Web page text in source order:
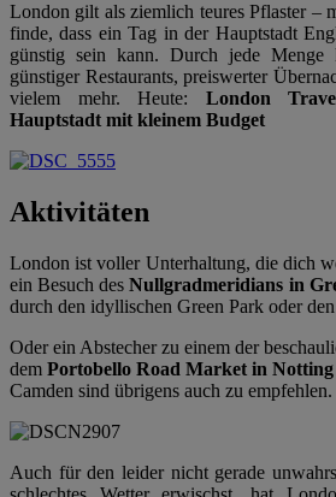
London gilt als ziemlich teures Pflaster ­–
finde, dass ein Tag in der Hauptstadt
günstig sein kann. Durch jede Menge
günstiger Restaurants, preiswerter
vielem mehr. Heute: London
Hauptstadt mit kleinem Budget
Aktivitäten
London ist voller Unterhaltung, die dich
ein Besuch desNullgradmeridians in
durch den idyllischen Green Park oder
Oder ein Abstecher zu einem der
dem Portobello Road Market in
Camden sind übrigens auch zu empfehlen.
Auch für den leider nicht gerade